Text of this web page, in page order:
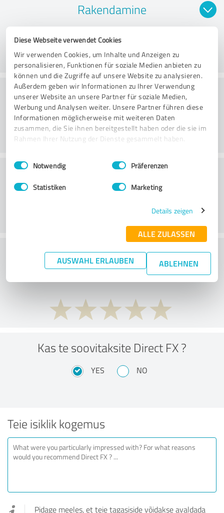
Diese Webseite verwendet Cookies
Wir verwenden Cookies, um Inhalte und Anzeigen zu
personalisieren, Funktionen für soziale Medien anbieten zu
können und die Zugriffe auf unsere Website zu analysieren.
Außerdem geben wir Informationen zu Ihrer Verwendung
unserer Website an unsere Partner für soziale Medien,
Werbung und Analysen weiter. Unsere Partner führen diese
Informationen möglicherweise mit weiteren Daten
zusammen, die Sie ihnen bereitgestellt haben oder die sie im
Rahmen Ihrer Nutzung der Dienste gesammelt haben.
Impressum Datenschutzbestimmungen
Einwilligungsauswahl
Notwendig Präferenzen
Statistiken Marketing
Details zeigen
ALLE ZULASSEN
AUSWAHL ERLAUBEN ABLEHNEN
Rakendamine
Konsultatsioon
Klienditeenindus
What do you think of the price to
performance ratio?
Kas te soovitaksite Direct FX ?
YES NO
Teie isiklik kogemus
Pidage meeles, et teie tagasiside võidakse avaldada